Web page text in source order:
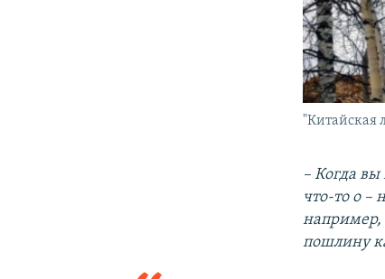
"Китайская
– Когда
что-то о –
например,
пошлину